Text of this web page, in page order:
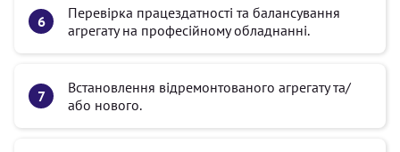
Перевірка працездатності та балансування
агрегату на професійному обладнанні.
Встановлення відремонтованого агрегату та/
або нового.